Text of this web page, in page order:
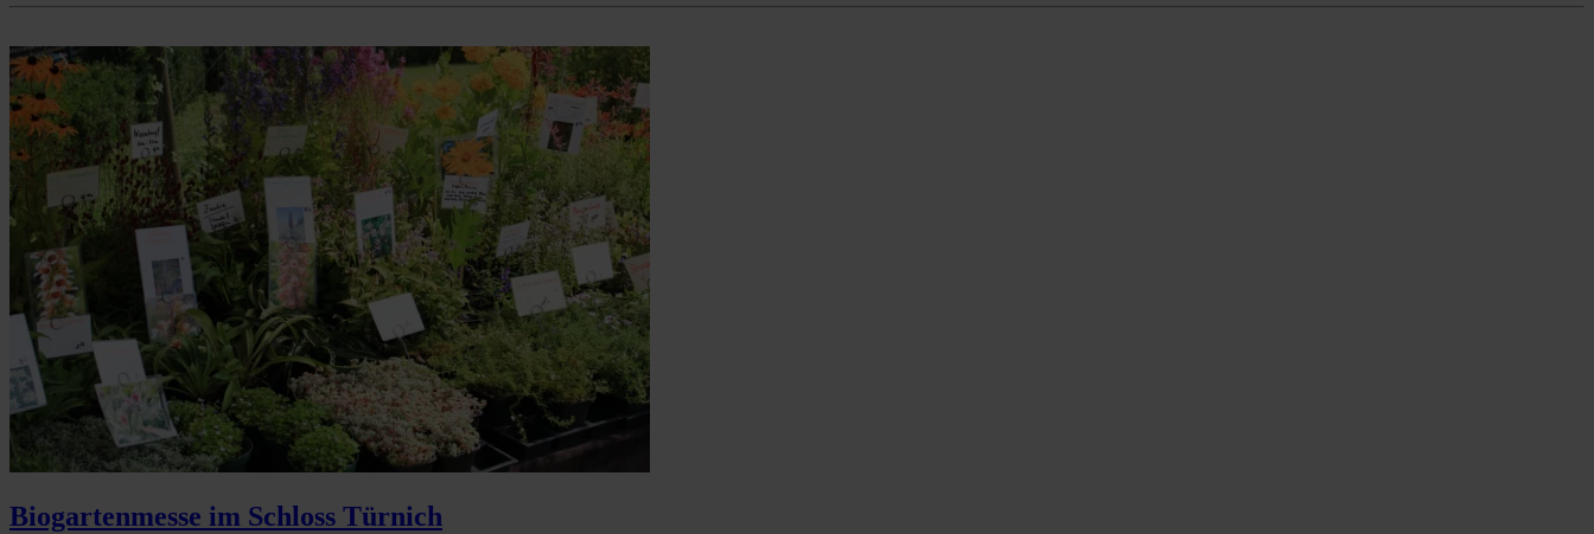
Biogartenmesse im Schloss Türnich